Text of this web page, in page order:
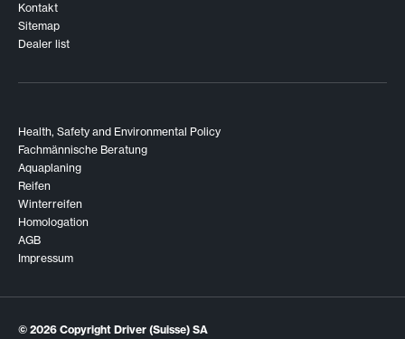
Kontakt
Sitemap
Dealer list
Health, Safety and Environmental Policy
Fachmännische Beratung
Aquaplaning
Reifen
Winterreifen
Homologation
AGB
Impressum
© 2026 Copyright Driver (Suisse) SA